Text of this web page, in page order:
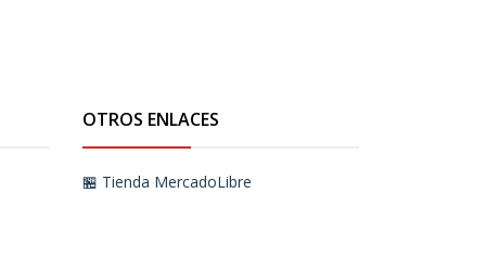
OTROS ENLACES
🏪 Tienda MercadoLibre